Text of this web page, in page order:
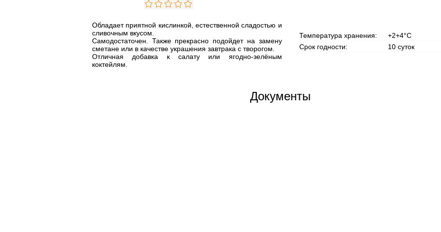
Обладает приятной кислинкой, естественной сладостью и
сливочным вкусом.
Самодостаточен. Также прекрасно подойдет на замену
сметане или в качестве украшения завтрака с творогом.
Отличная добавка к салату или ягодно-зелёным
коктейлям.
Температура хранения:
+2+4°С
Срок годности:
10 суток
Документы